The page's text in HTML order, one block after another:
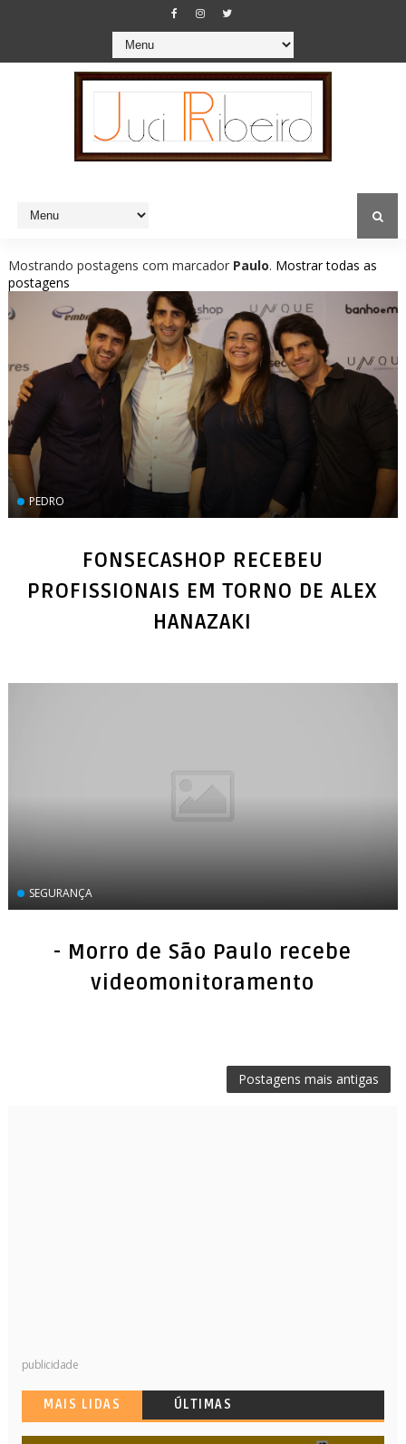
Mostrando postagens com marcador Paulo. Mostrar todas as
postagens
PEDRO
FONSECASHOP RECEBEU
PROFISSIONAIS EM TORNO DE ALEX
HANAZAKI
SEGURANÇA
- Morro de São Paulo recebe
videomonitoramento
Postagens mais antigas
publicidade
MAIS LIDAS ÚLTIMAS